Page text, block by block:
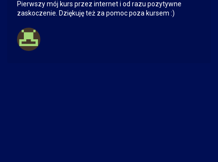
Pierwszy mój kurs przez internet i od razu pozytywne
zaskoczenie. Dziękuję też za pomoc poza kursem :)